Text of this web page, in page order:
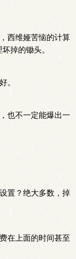
西维娅苦恼的计算
掉的锄头。
。
也不一定能爆出一
置？绝大多数，掉
在上面的时间甚至